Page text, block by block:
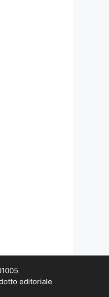
editoriale